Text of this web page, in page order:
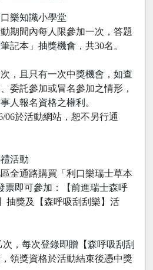
樂知識小學堂
期間內每人限參加一次，答題
記本」抽獎機會，共30名。
，且只有一次中獎機會，如查
委託參加或冒名參加之情形，
人報名資格之權利。
06於活動網站，恕不另行通
活動
全通路購買「利口樂瑞士草本
票即可參加：【前進瑞士森呼
抽獎及【森呼吸刮刮樂】活
，每次登錄即贈【森呼吸刮刮
領獎資格於活動結束後憑中獎